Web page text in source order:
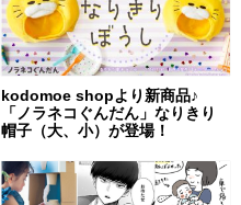
kodomoe shopより新商品♪
「ノラネコぐんだん」なりきり
帽子（大、小）が登場！